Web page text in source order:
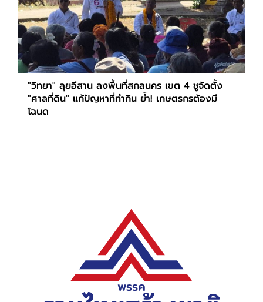
"วิทยา" ลุยอีสาน ลงพื้นที่สกลนคร เขต 4 ชูจัดตั้ง
"ศาลที่ดิน" แก้ปัญหาที่ทำกิน ย้ำ! เกษตรกรต้องมี
โฉนด